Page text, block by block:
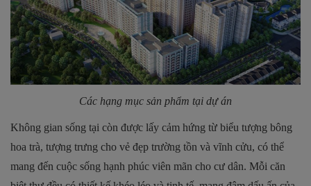
Các hạng mục sản phẩm tại dự án
Không gian sống tại còn được lấy cảm hứng từ biểu tượng bông
hoa trà, tượng trưng cho vẻ đẹp trường tồn và vĩnh cửu, có thể
mang đến cuộc sống hạnh phúc viên mãn cho cư dân. Mỗi căn